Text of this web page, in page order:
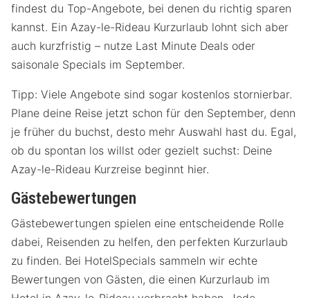
findest du Top-Angebote, bei denen du richtig sparen
kannst. Ein Azay-le-Rideau Kurzurlaub lohnt sich aber
auch kurzfristig – nutze Last Minute Deals oder
saisonale Specials im September.
Tipp: Viele Angebote sind sogar kostenlos stornierbar.
Plane deine Reise jetzt schon für den September, denn
je früher du buchst, desto mehr Auswahl hast du. Egal,
ob du spontan los willst oder gezielt suchst: Deine
Azay-le-Rideau Kurzreise beginnt hier.
Gästebewertungen
Gästebewertungen spielen eine entscheidende Rolle
dabei, Reisenden zu helfen, den perfekten Kurzurlaub
zu finden. Bei HotelSpecials sammeln wir echte
Bewertungen von Gästen, die einen Kurzurlaub im